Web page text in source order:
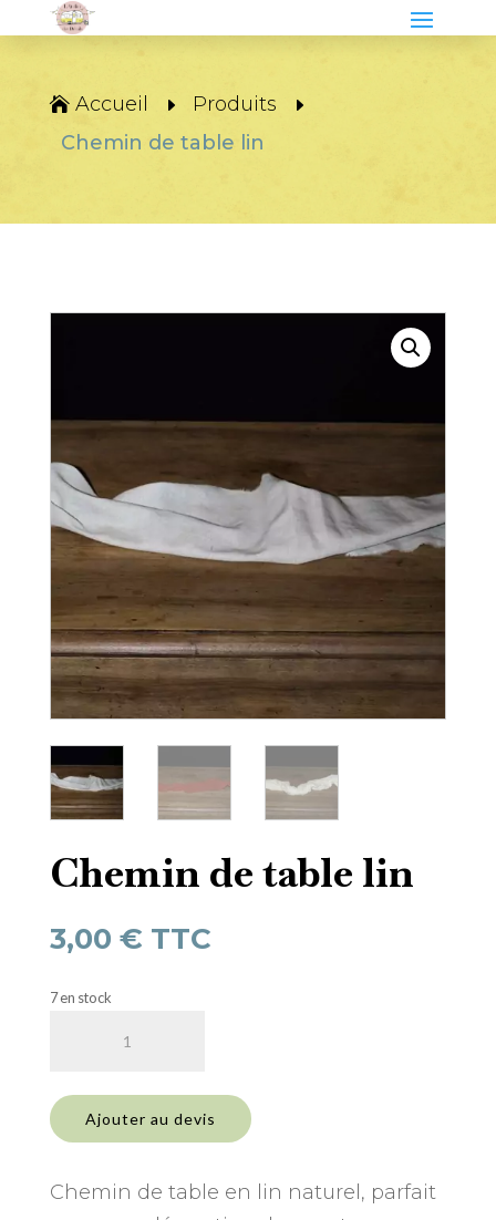
Accueil
Produits
Chemin de table lin
Chemin de table lin
3,00 € TTC
7 en stock
de
table Ajouter au devis
Chemin de table en lin naturel, parfait